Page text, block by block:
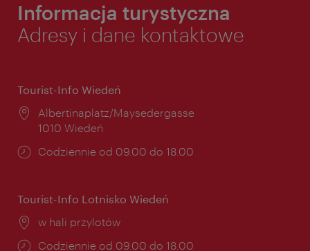
Informacja turystyczna
Adresy i dane kontaktowe
Tourist-Info Wiedeń
Miejsce:
Albertinaplatz/Maysedergasse
1010 Wiedeń
Godziny
Codziennie od 09.00 do 18.00
Tourist-Info Lotnisko Wiedeń
Miejsce:
w hali przylotów
Godziny
Codziennie od 09.00 do 18.00